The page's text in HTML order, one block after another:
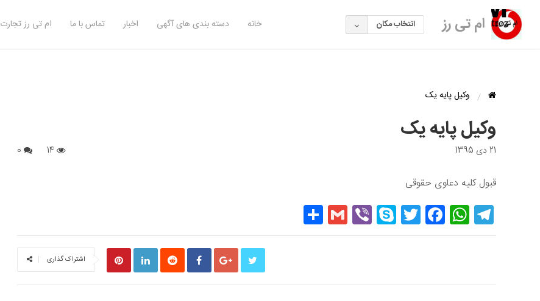
ام تی رز انتخاب مکان خانه دسته بندی های آگهی اخبار تماس با ما ام تی رز تجارت
وکیل پایه یک
وکیل پایه یک
21 دی 1395
قبول کلیه دعاوی حقوقی
Telegram
WhatsApp
Facebook
Twitter
Skype
Viber
Gmail
اشتراک گذاری